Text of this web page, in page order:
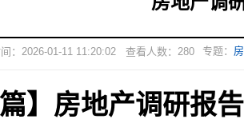
：2026-01-11 11:20:02 查看人数： 280 专题：
篇】房地产调研报